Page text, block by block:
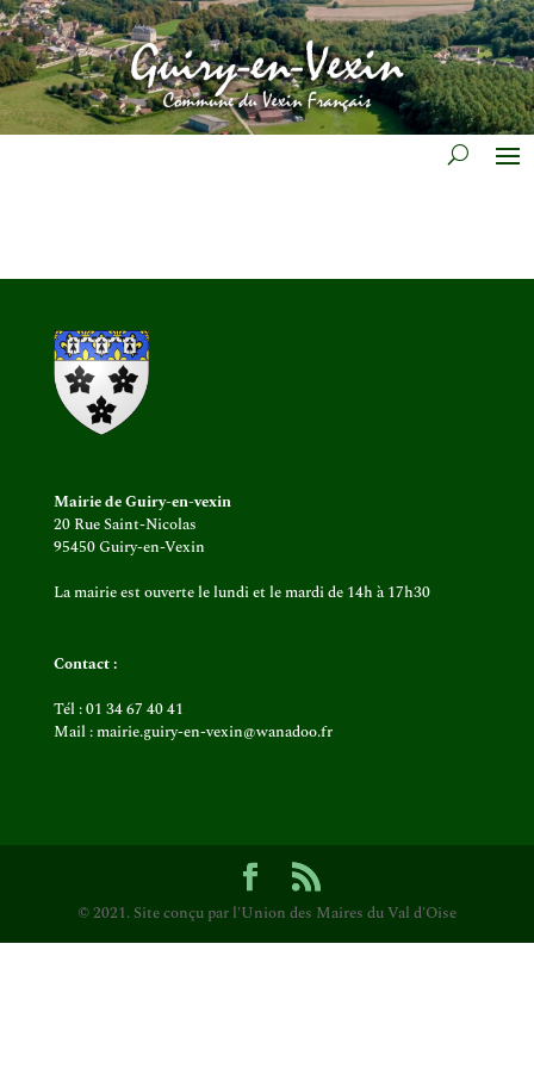
Mairie de Guiry-en-vexin
20 Rue Saint-Nicolas
95450 Guiry-en-Vexin
La mairie est ouverte le lundi et le mardi de 14h à 17h30
Contact :
Tél : 01 34 67 40 41
Mail : mairie.guiry-en-vexin@wanadoo.fr
© 2021. Site conçu par l'Union des Maires du Val d'Oise